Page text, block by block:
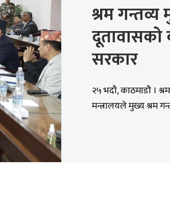
श्रम
दूतावासको
सरकार
२५ भदौ, काठमाडौ ।
मन्त्रालयले मुख्य श्रम